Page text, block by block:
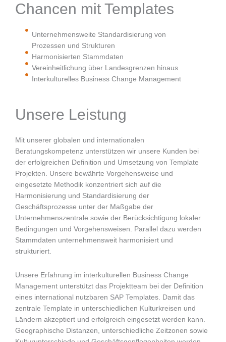
Chancen mit Templates
Unternehmensweite Standardisierung von
Prozessen und Strukturen
Harmonisierten Stammdaten
Vereinheitlichung über Landesgrenzen hinaus
Interkulturelles Business Change Management
Unsere Leistung
Mit unserer globalen und internationalen
Beratungskompetenz unterstützen wir unsere Kunden bei
der erfolgreichen Definition und Umsetzung von Template
Projekten. Unsere bewährte Vorgehensweise und
eingesetzte Methodik konzentriert sich auf die
Harmonisierung und Standardisierung der
Geschäftsprozesse unter der Maßgabe der
Unternehmenszentrale sowie der Berücksichtigung lokaler
Bedingungen und Vorgehensweisen. Parallel dazu werden
Stammdaten unternehmensweit harmonisiert und
strukturiert.
Unsere Erfahrung im interkulturellen Business Change
Management unterstützt das Projektteam bei der Definition
eines international nutzbaren SAP Templates. Damit das
zentrale Template in unterschiedlichen Kulturkreisen und
Ländern akzeptiert und erfolgreich eingesetzt werden kann.
Geographische Distanzen, unterschiedliche Zeitzonen sowie